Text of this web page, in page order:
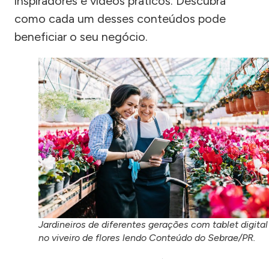
como cada um desses conteúdos pode
beneficiar o seu negócio.
Jardineiros de diferentes gerações com tablet digital
no viveiro de flores lendo Conteúdo do Sebrae/PR.